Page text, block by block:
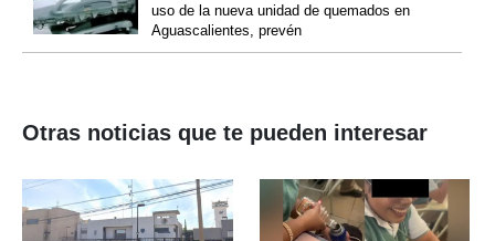
uso de la nueva unidad de quemados en
Aguascalientes, prevén
Otras noticias que te pueden interesar